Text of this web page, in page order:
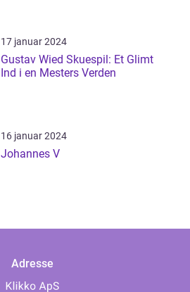
17 januar 2024
Gustav Wied Skuespil: Et Glimt
Ind i en Mesters Verden
16 januar 2024
Johannes V
Adresse